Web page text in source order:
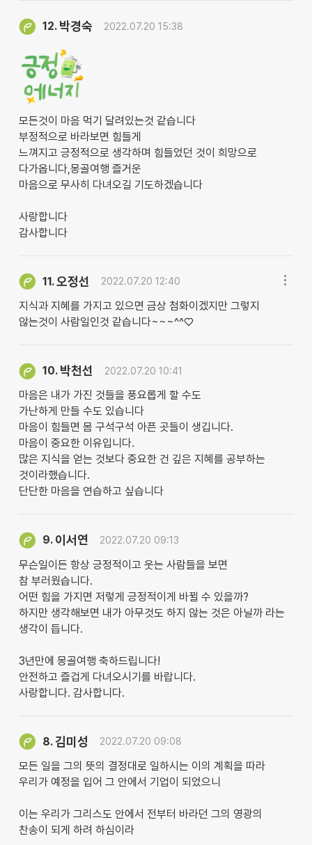
12. 박경숙 2022.07.20 15:38
모든것이 마음 먹기 달려있는것 같습니다
부정적으로 바라보면 힘들게
느껴지고 긍정적으로 생각하며 힘들었던 것이 희망으로
다가옵니다,몽골여행 즐거운
마음으로 무사히 다녀오길 기도하겠습니다
사랑합니다
감사합니다
11.오정선 2022.07.20 12:40
지식과 지혜를 가지고 있으면 금상 첨화이겠지만 그렇지
않는것이 사람일인것 같습니다~~~^^♡
10. 박천선 2022.07.20 10:41
마음은 내가 가진 것들을 풍요롭게 할 수도
가난하게 만들 수도 있습니다
마음이 힘들면 몸 구석구석 아픈 곳들이 생깁니다.
마음이 중요한 이유입니다.
많은 지식을 얻는 것보다 중요한 건 깊은 지혜를 공부하는
것이라했습니다.
단단한 마음을 연습하고 싶습니다
9. 이서연 2022.07.20 09:13
무슨일이든 항상 긍정적이고 웃는 사람들을 보면
참 부러웠습니다.
어떤 힘을 가지면 저렇게 긍정적이게 바뀔 수 있을까?
하지만 생각해보면 내가 아무것도 하지 않는 것은 아닐까 라는
생각이 듭니다.
3년만에 몽골여행 축하드립니다!
안전하고 즐겁게 다녀오시기를 바랍니다.
사랑합니다. 감사합니다.
8.김미성 2022.07.20 09:08
모든 일을 그의 뜻의 결정대로 일하시는 이의 계획을 따라
우리가 예정을 입어 그 안에서 기업이 되었으니
이는 우리가 그리스도 안에서 전부터 바라던 그의 영광의
찬송이 되게 하려 하심이라